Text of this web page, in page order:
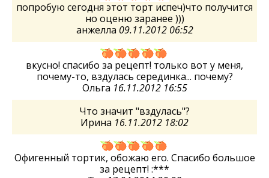
попробую сегодня этот торт испеч)что получится
но оценю заранее )))
анжелла 09.11.2012 06:52
вкусно! спасибо за рецепт! только вот у меня,
почему-то, вздулась серединка... почему?
Ольга 16.11.2012 16:55
Что значит "вздулась"?
Ирина 16.11.2012 18:02
Офигенный тортик, обожаю его. Спасибо большое
за рецепт! :***